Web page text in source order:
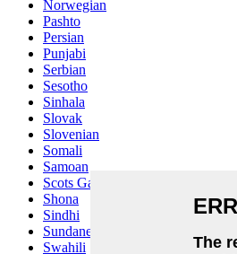
Norwegian
Pashto
Persian
Punjabi
Serbian
Sesotho
Sinhala
Slovak
Slovenian
Somali
Samoan
Scots Gaelic
Shona
Sindhi
Sundanese
Swahili